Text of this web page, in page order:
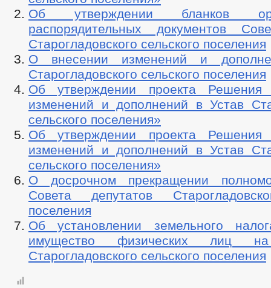
Об утверждении бланков
распорядительных документов
Старогладовского сельского поселения
О внесении изменений и
Старогладовского сельского поселения
Об утверждении проекта
изменений и дополнений в Устав
сельского поселения»
Об утверждении проекта
изменений и дополнений в Устав
сельского поселения»
О досрочном прекращении
Совета депутатов
поселения
Об установлении земельного
имущество физических лиц на
Старогладовского сельского поселения